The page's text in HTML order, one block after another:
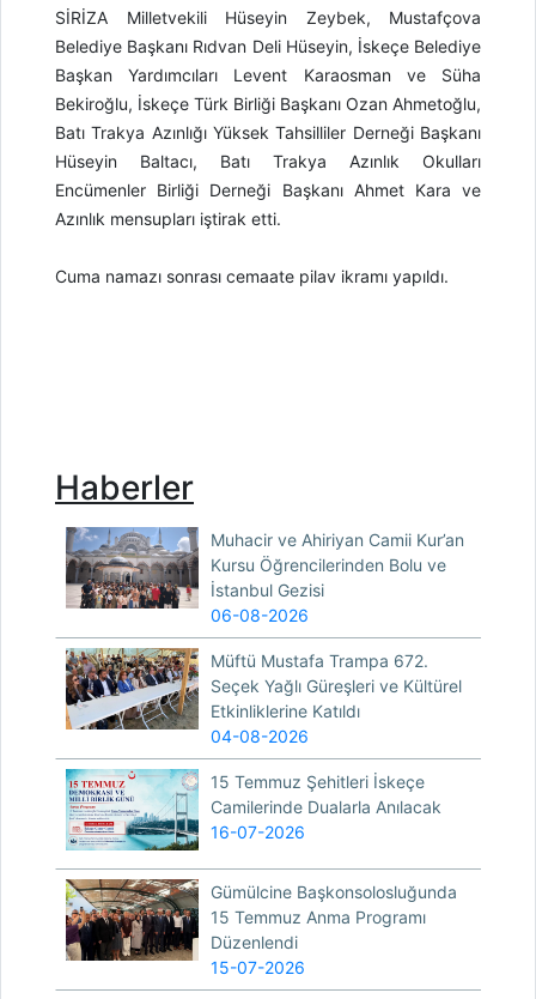
SİRİZA Milletvekili Hüseyin Zeybek, Mustafçova
Belediye Başkanı Rıdvan Deli Hüseyin, İskeçe Belediye
Başkan Yardımcıları Levent Karaosman ve Süha
Bekiroğlu, İskeçe Türk Birliği Başkanı Ozan Ahmetoğlu,
Batı Trakya Azınlığı Yüksek Tahsilliler Derneği Başkanı
Hüseyin Baltacı, Batı Trakya Azınlık Okulları
Encümenler Birliği Derneği Başkanı Ahmet Kara ve
Azınlık mensupları iştirak etti.
Cuma namazı sonrası cemaate pilav ikramı yapıldı.
Haberler
Muhacir ve Ahiriyan Camii Kur’an
Kursu Öğrencilerinden Bolu ve
İstanbul Gezisi
06-08-2026
Müftü Mustafa Trampa 672.
Seçek Yağlı Güreşleri ve Kültürel
Etkinliklerine Katıldı
04-08-2026
15 Temmuz Şehitleri İskeçe
Camilerinde Dualarla Anılacak
16-07-2026
Gümülcine Başkonsolosluğunda
15 Temmuz Anma Programı
Düzenlendi
15-07-2026